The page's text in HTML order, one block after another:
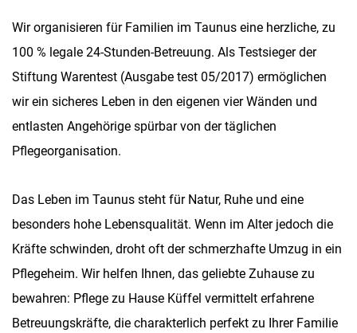
Wir organisieren für Familien im Taunus eine herzliche, zu
100 % legale 24-Stunden-Betreuung. Als Testsieger der
Stiftung Warentest (Ausgabe test 05/2017) ermöglichen
wir ein sicheres Leben in den eigenen vier Wänden und
entlasten Angehörige spürbar von der täglichen
Pflegeorganisation.
Das Leben im Taunus steht für Natur, Ruhe und eine
besonders hohe Lebensqualität. Wenn im Alter jedoch die
Kräfte schwinden, droht oft der schmerzhafte Umzug in ein
Pflegeheim. Wir helfen Ihnen, das geliebte Zuhause zu
bewahren: Pflege zu Hause Küffel vermittelt erfahrene
Betreuungskräfte, die charakterlich perfekt zu Ihrer Familie